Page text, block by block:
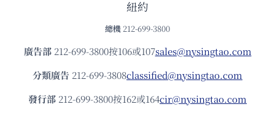
紐約
總機 212-699-3800
廣告部212-699-3800按106或107sales@nysingtao.com
分類廣告 212-699-3808classified@nysingtao.com
發⾏部 212-699-3800按162或164cir@nysingtao.com